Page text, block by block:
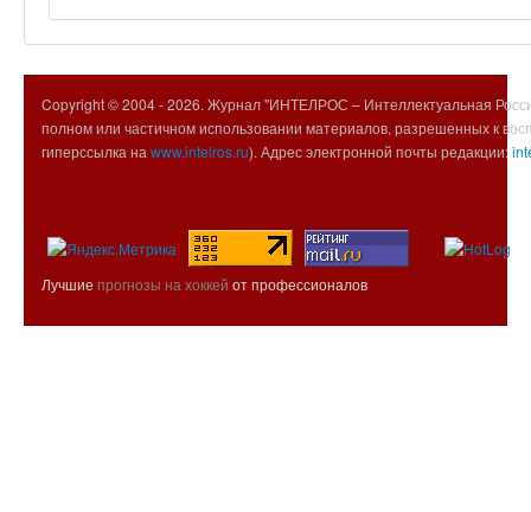
Copyright © 2004 -2026. Журнал "ИНТЕЛРОС – Интеллектуальная
полном или частичном использовании материалов, разрешенных к
гиперссылка на www.intelros.ru). Адрес электронной почты редакции:
Лучшие прогнозы на хоккей от профессионалов